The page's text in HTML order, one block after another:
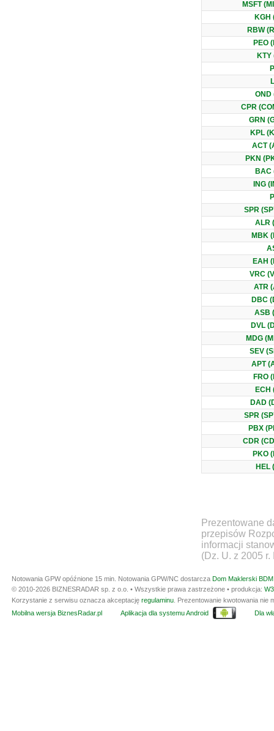
MSFT
KGH
RBW
PEO
KTY
OND
CPR
GRN
KPL
ACT
PKN
BAC
ING
SPR
ALR
MBK
EAH
VRC
ATR
DBC
ASB
DVL
MDG
SEV
APT
FRO
ECH
DAD
SPR
PBX
CDR
PKO
HEL
Prezentowane
przepisów
informacji
(Dz. U. z 2005
Notowania GPW opóźnione 15 min. Notowania GPW/NC dostarcza Dom Maklerski
© 2010-2026 BIZNESRADAR sp. z o.o. • Wszystkie prawa zastrzeżone • produkcja:
Korzystanie z serwisu oznacza akceptację regulaminu . Prezentowanie kwotowania
Mobilna wersja BiznesRadar.pl
Aplikacja dla systemu Android Dla